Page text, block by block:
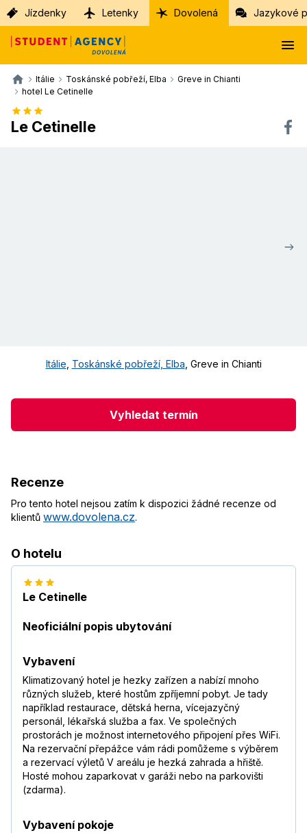
Jízdenky Letenky Dovolená Jazykové
Itálie Toskánské pobřeží, Elba
Greve in Chianti
hotel Le Cetinelle
Le Cetinelle
Itálie Toskánské pobřeží, Elba Greve in Chianti
Vyhledat termín
Recenze
Pro tento hotel nejsou zatím k dispozici žádné recenze od
klientů www.dovolena.cz.
O hotelu
Le Cetinelle
Neoficiální popis ubytování
Vybavení
Klimatizovaný hotel je hezky zařízen a nabízí mnoho
různých služeb, které hostům zpříjemní pobyt. Je tady
například restaurace, dětská herna, vícejazyčný
personál, lékařská služba a fax. Ve společných
prostorách je možnost internetového připojení přes WiFi.
Na rezervační přepážce vám rádi pomůžeme s výběrem
a rezervací výletů V areálu je hezká zahrada a hřiště.
Hosté mohou zaparkovat v garáži nebo na parkovišti
(zdarma).
Vybavení pokoje